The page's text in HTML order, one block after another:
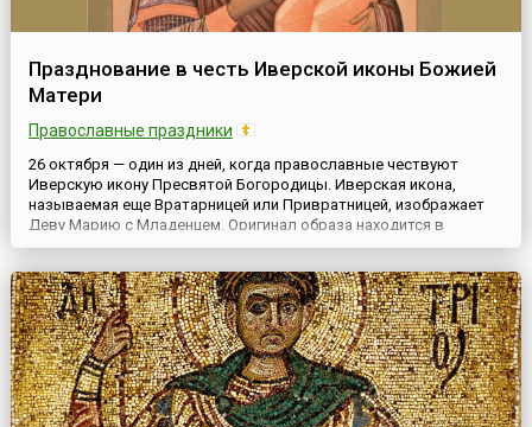
Празднование в честь Иверской иконы Божией
Матери
Православные праздники
26 октября — один из дней, когда православные чествуют
Иверскую икону Пресвятой Богородицы. Иверская икона,
называемая еще Вратарницей или Привратницей, изображает
Деву Марию с Младенцем. Оригинал образа находится в
Иверском монастыре на горе Афон в Греции. Согласно
апостола Павла.Существует легенда, которая и дала иконе
одно из ее имен....